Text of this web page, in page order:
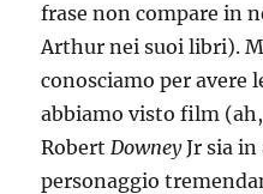
frase non compare in
Arthur nei suoi libri).
conosciamo per avere
abbiamo visto film
RobertDowneyJr sia in
personaggio